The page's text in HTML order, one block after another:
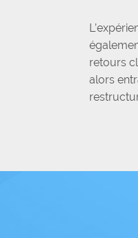
retours
alors